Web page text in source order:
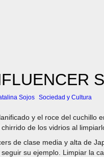
Sojos Sociedad y Cultura
y el roce del cuchillo
de los vidrios al
de clase media y alta de
su ejemplo. Limpiar la